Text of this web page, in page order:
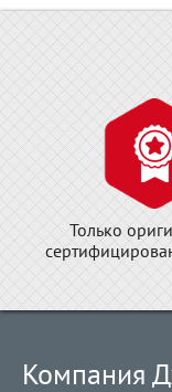
Только
Компания